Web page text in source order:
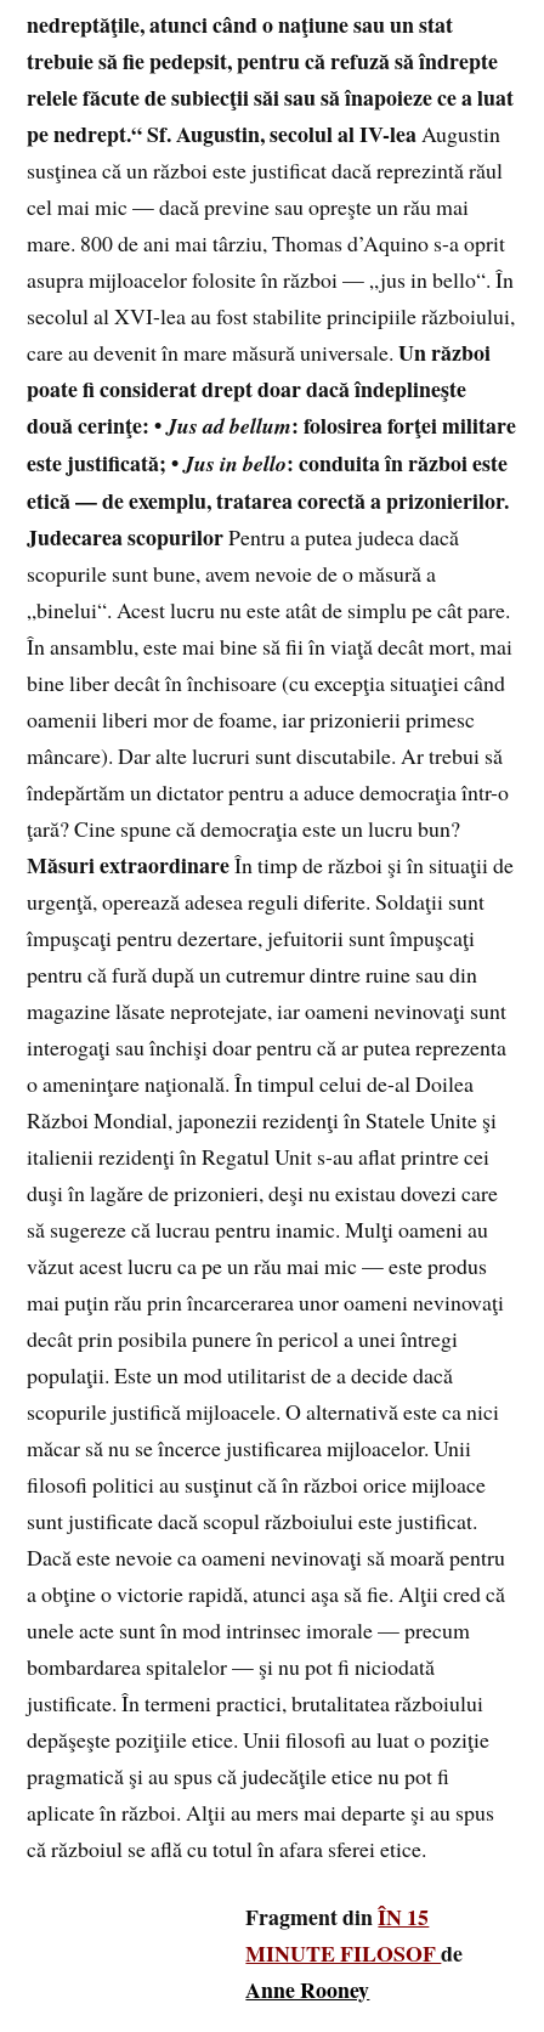
nedreptăţile, atunci când o naţiune sau un stat
trebuie să fie pedepsit, pentru că refuză să îndrepte
relele făcute de subiecţii săi sau să înapoieze ce a luat
pe nedrept.“ Sf. Augustin, secolul al IV-lea Augustin
susţinea că un război este justificat dacă reprezintă răul
cel mai mic — dacă previne sau opreşte un rău mai
mare. 800 de ani mai târziu, Thomas d’Aquino s-a oprit
asupra mijloacelor folosite în război — „jus in bello“. În
secolul al XVI-lea au fost stabilite principiile războiului,
care au devenit în mare măsură universale.Un război
poate fi considerat drept doar dacă îndeplineşte
două cerinţe: •Jus ad bellum: folosirea forţei militare
este justificată;•Jus in bello: conduita în război este
etică — de exemplu, tratarea corectă a prizonierilor.
Judecarea scopurilorPentru a putea judeca dacă
scopurile sunt bune, avem nevoie de o măsură a
„binelui“. Acest lucru nu este atât de simplu pe cât pare.
În ansamblu, este mai bine să fii în viaţă decât mort, mai
bine liber decât în închisoare (cu excepţia situaţiei când
oamenii liberi mor de foame, iar prizonierii primesc
mâncare). Dar alte lucruri sunt discutabile. Ar trebui să
îndepărtăm un dictator pentru a aduce democraţia într-o
ţară? Cine spune că democraţia este un lucru bun?
Măsuri extraordinareÎn timp de război şi în situaţii de
urgenţă, operează adesea reguli diferite. Soldaţii sunt
împuşcaţi pentru dezertare, jefuitorii sunt împuşcaţi
pentru că fură după un cutremur dintre ruine sau din
magazine lăsate neprotejate, iar oameni nevinovaţi sunt
interogaţi sau închişi doar pentru că ar putea reprezenta
o ameninţare naţională. În timpul celui de-al Doilea
Război Mondial, japonezii rezidenţi în Statele Unite şi
italienii rezidenţi în Regatul Unit s-au aflat printre cei
duşi în lagăre de prizonieri, deşi nu existau dovezi care
să sugereze că lucrau pentru inamic. Mulţi oameni au
văzut acest lucru ca pe un rău mai mic — este produs
mai puţin rău prin încarcerarea unor oameni nevinovaţi
decât prin posibila punere în pericol a unei întregi
populaţii. Este un mod utilitarist de a decide dacă
scopurile justifică mijloacele. O alternativă este ca nici
măcar să nu se încerce justificarea mijloacelor. Unii
filosofi politici au susţinut că în război orice mijloace
sunt justificate dacă scopul războiului este justificat.
Dacă este nevoie ca oameni nevinovaţi să moară pentru
a obţine o victorie rapidă, atunci aşa să fie. Alţii cred că
unele acte sunt în mod intrinsec imorale — precum
bombardarea spitalelor — şi nu pot fi niciodată
justificate. În termeni practici, brutalitatea războiului
depăşeşte poziţiile etice. Unii filosofi au luat o poziţie
pragmatică şi au spus că judecăţile etice nu pot fi
aplicate în război. Alţii au mers mai departe şi au spus
că războiul se află cu totul în afara sferei etice.
Fragment dinÎN 15
MINUTE FILOSOFde
Anne Rooney